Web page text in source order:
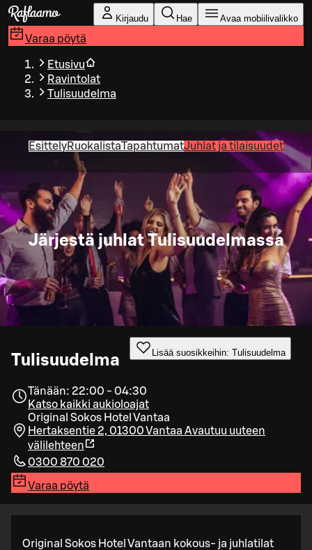
Siirry pääsisältöön
Kirjaudu Hae Avaa mobiilivalikko
Varaa pöytä
Etusivu
Ravintolat
Tulisuudelma
EsittelyRuokalistaTapahtumatJuhlat ja tilaisuudet
Järjestä juhlat Tulisuudelmassa
Tulisuudelma Lisää suosikkeihin: Tulisuudelma
Tänään: 22:00 - 04:30
Katso kaikki aukioloajat
Original Sokos Hotel Vantaa
Hertaksentie 2, 01300 Vantaa Avautuu uuteen
välilehteen
0300 870 020
Varaa pöytä
Original Sokos Hotel Vantaan kokous- ja juhlatilat